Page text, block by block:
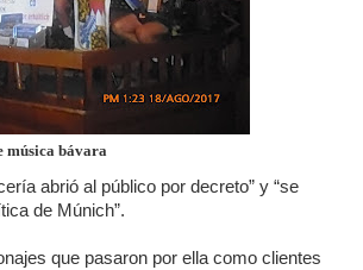
música bávara
abrió al público por decreto” y “se
de Múnich”.
que pasaron por ella como clientes